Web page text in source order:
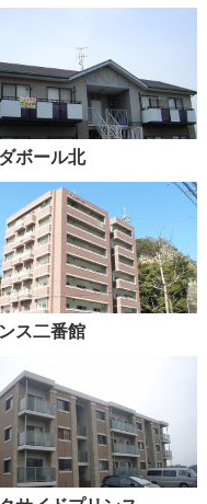
ボール北
ス二番館